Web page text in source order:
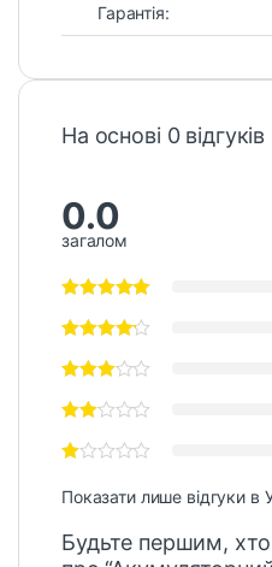
Гарантія:
На основі 0 відгуків
0.0
загалом
Показати лише відгуки в
Будьте першим, хто